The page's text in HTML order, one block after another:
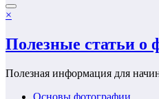
×
Полезные статьи о
Полезная информация для
Основы фотографии